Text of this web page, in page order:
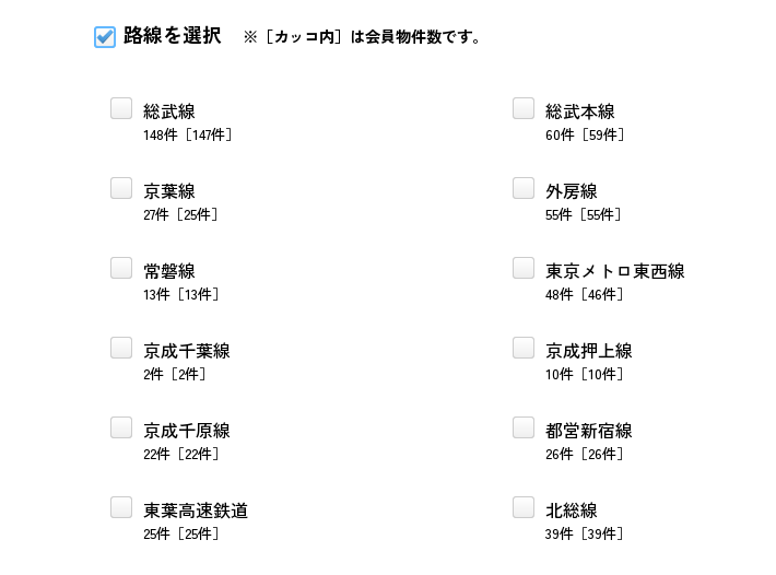
路線を選択 ※［カッコ内］は会員物件数です。
総武線
148件［147件］
総武本線
60件［59件］
京葉線
27件［25件］
外房線
55件［55件］
常磐線
13件［13件］
東京メトロ東西線
48件［46件］
京成千葉線
2件［2件］
京成押上線
10件［10件］
京成千原線
22件［22件］
都営新宿線
26件［26件］
東葉高速鉄道
25件［25件］
北総線
39件［39件］